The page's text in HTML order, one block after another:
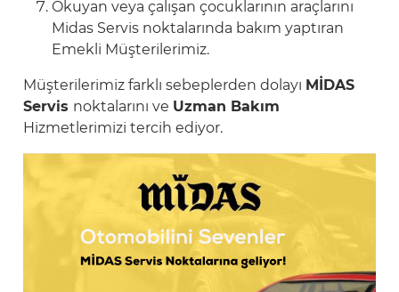
Okuyan veya çalışan çocuklarının araçlarını
Midas Servis noktalarında bakım yaptıran
Emekli Müşterilerimiz.
Müşterilerimiz farklı sebeplerden dolayı MİDAS
Servis noktalarını ve Uzman Bakım
Hizmetlerimizi tercih ediyor.